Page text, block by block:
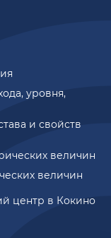
центр в Кокино
уровня,
и свойств
величин
величин